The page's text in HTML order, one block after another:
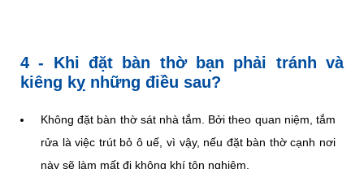
4 - Khi đặt bàn thờ bạn phải tránh và
kiêng kỵ những điều sau?
Không đặt bàn thờ sát nhà tắm. Bởi theo quan niệm, tắm
rửa là việc trút bỏ ô uế, vì vậy, nếu đặt bàn thờ cạnh nơi
này sẽ làm mất đi không khí tôn nghiêm.